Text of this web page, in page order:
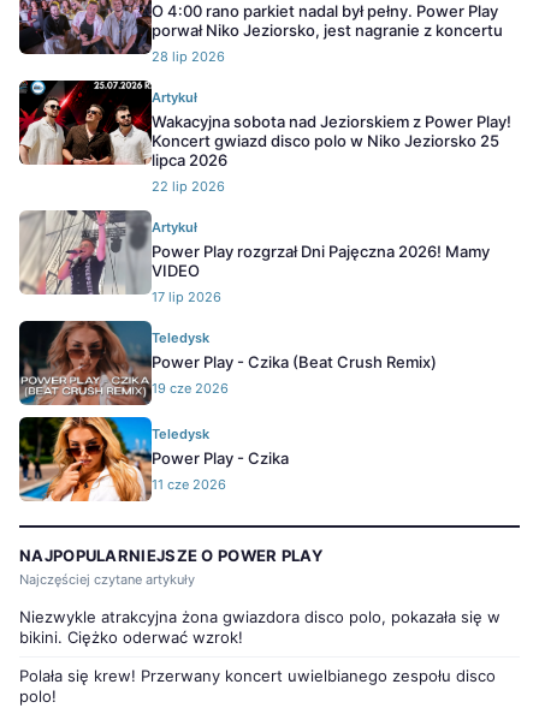
O 4:00 rano parkiet nadal był pełny. Power Play
porwał Niko Jeziorsko, jest nagranie z koncertu
28 lip 2026
Artykuł
Wakacyjna sobota nad Jeziorskiem z Power Play!
Koncert gwiazd disco polo w Niko Jeziorsko 25
lipca 2026
22 lip 2026
Artykuł
Power Play rozgrzał Dni Pajęczna 2026! Mamy
VIDEO
17 lip 2026
Teledysk
Power Play - Czika (Beat Crush Remix)
19 cze 2026
Teledysk
Power Play - Czika
11 cze 2026
NAJPOPULARNIEJSZE O POWER PLAY
Najczęściej czytane artykuły
Niezwykle atrakcyjna żona gwiazdora disco polo, pokazała się w
bikini. Ciężko oderwać wzrok!
Polała się krew! Przerwany koncert uwielbianego zespołu disco
polo!